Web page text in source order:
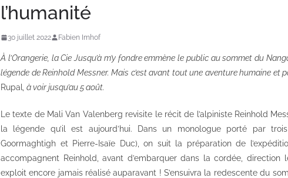
l’humanité
30 juillet 2022 Fabien Imhof
À l’Orangerie, la Cie Jusqu’à m’y fondre emmène le public au sommet du
légende de Reinhold Messner. Mais c’est avant tout une aventure humaine et
Rupal
, à voir jusqu’au 5 août.
Le texte de Mali Van Valenberg revisite le récit de l’alpiniste Reinhold
la légende qu’il est aujourd’hui. Dans un monologue porté par
Goormaghtigh et Pierre-Isaïe Duc), on suit la préparation de
accompagnent Reinhold, avant d’embarquer dans la cordée, direction
exploit encore jamais réalisé auparavant ! S’ensuivra la redescente du